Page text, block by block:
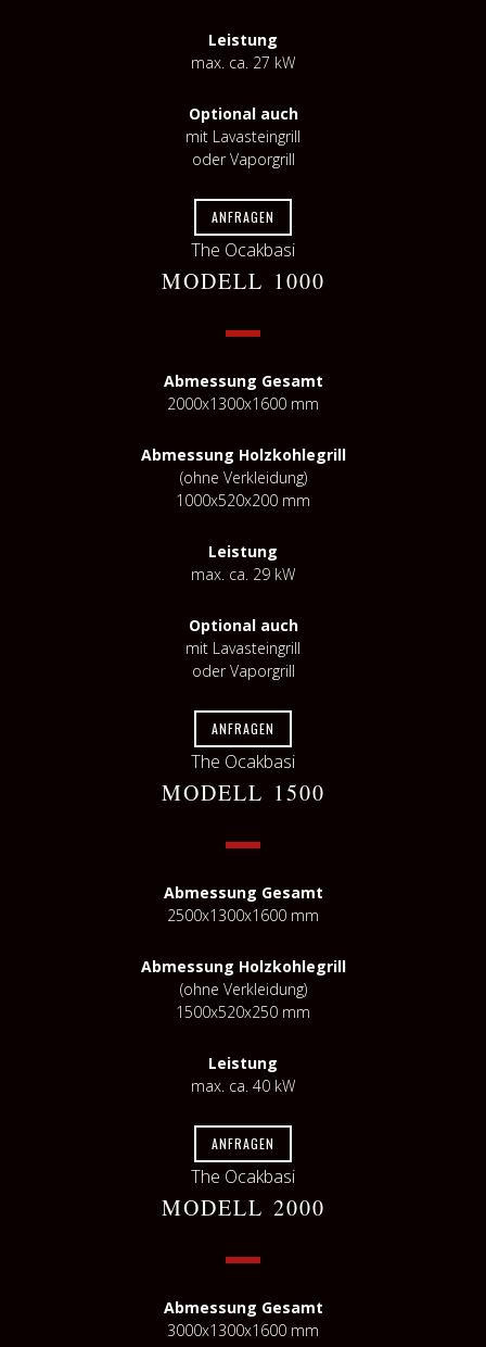
Leistung
max. ca. 27 kW
Optional auch
mit Lavasteingrill
oder Vaporgrill
ANFRAGEN
The Ocakbasi
MODELL 1000
Abmessung Gesamt
2000x1300x1600 mm
Abmessung Holzkohlegrill
(ohne Verkleidung)
1000x520x200 mm
Leistung
max. ca. 29 kW
Optional auch
mit Lavasteingrill
oder Vaporgrill
ANFRAGEN
The Ocakbasi
MODELL 1500
Abmessung Gesamt
2500x1300x1600 mm
Abmessung Holzkohlegrill
(ohne Verkleidung)
1500x520x250 mm
Leistung
max. ca. 40 kW
ANFRAGEN
The Ocakbasi
MODELL 2000
Abmessung Gesamt
3000x1300x1600 mm